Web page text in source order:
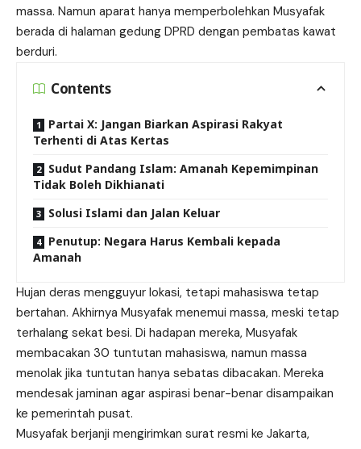
massa. Namun aparat hanya memperbolehkan Musyafak
berada di halaman gedung DPRD dengan pembatas kawat
berduri.
Contents
Partai X: Jangan Biarkan Aspirasi Rakyat
Terhenti di Atas Kertas
Sudut Pandang Islam: Amanah Kepemimpinan
Tidak Boleh Dikhianati
Solusi Islami dan Jalan Keluar
Penutup: Negara Harus Kembali kepada
Amanah
Hujan deras mengguyur lokasi, tetapi mahasiswa tetap
bertahan. Akhirnya Musyafak menemui massa, meski tetap
terhalang sekat besi. Di hadapan mereka, Musyafak
membacakan 30 tuntutan mahasiswa, namun massa
menolak jika tuntutan hanya sebatas dibacakan. Mereka
mendesak jaminan agar aspirasi benar-benar disampaikan
ke pemerintah pusat.
Musyafak berjanji mengirimkan surat resmi ke Jakarta,